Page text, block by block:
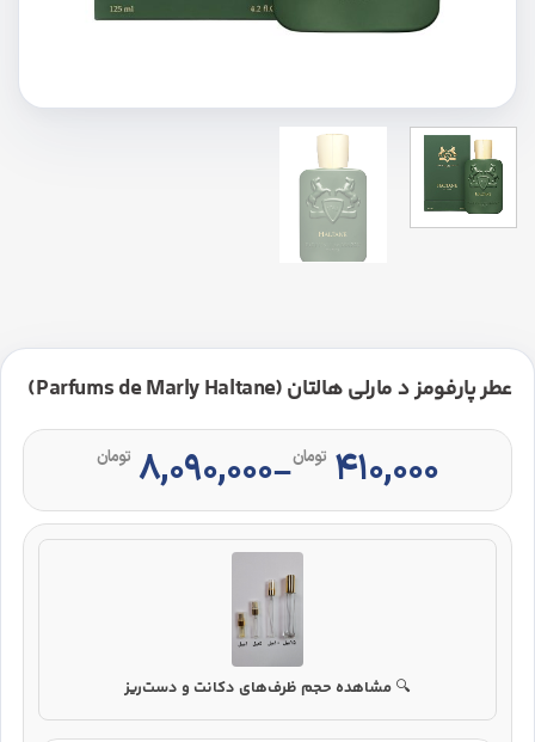
عطر پارفومز د مارلی هالتان (Parfums de Marly Haltane)
۴۱۰,۰۰۰ تومان–۸,۰۹۰,۰۰۰ تومان
محدوده قیمت: ۴۱۰,۰۰۰ تومان تا ۸,۰۹۰,۰۰۰ تومان
🔍 مشاهده حجم ظرف‌های دکانت و دست‌ریز